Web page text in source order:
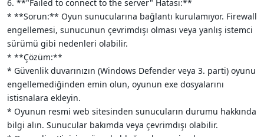
6. **"Failed to connect to the server" Hatası:**
* **Sorun:** Oyun sunucularına bağlantı kurulamıyor. Firewall
engellemesi, sunucunun çevrimdışı olması veya yanlış istemci
sürümü gibi nedenleri olabilir.
* **Çözüm:**
* Güvenlik duvarınızın (Windows Defender veya 3. parti) oyunu
engellemediğinden emin olun, oyunun exe dosyalarını
istisnalara ekleyin.
* Oyunun resmi web sitesinden sunucuların durumu hakkında
bilgi alın. Sunucular bakımda veya çevrimdışı olabilir.